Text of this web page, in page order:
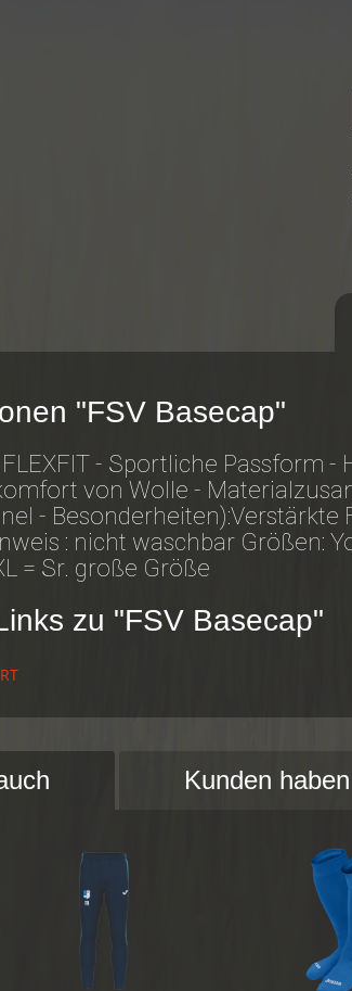
"FSV Basecap"
- Sportliche Passform
von Wolle -
-
: nicht waschbar Größen:
= Sr. große Größe
zu "FSV Basecap"
Kunden